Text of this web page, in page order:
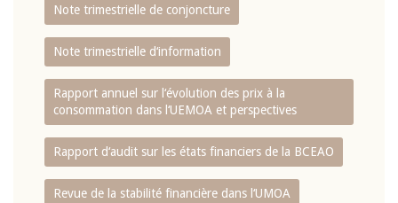
Note trimestrielle de conjoncture
Note trimestrielle d‘information
Rapport annuel sur l‘évolution des prix à la
consommation dans l‘UEMOA et perspectives
Rapport d‘audit sur les états financiers de la BCEAO
Revue de la stabilité financière dans l‘UMOA